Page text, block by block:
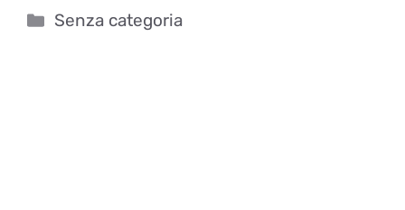
Categorie
Senza categoria